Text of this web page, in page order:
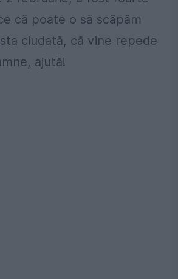
că poate o să scăpăm
ciudată, că vine repede
ajută!